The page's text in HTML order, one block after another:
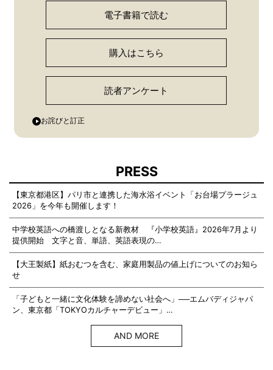
電子書籍で読む
購入はこちら
読者アンケート
お詫びと訂正
PRESS
【東京都港区】パリ市と連携した海水浴イベント「お台場プラージュ
2026」を今年も開催します！
中学校英語への橋渡しとなる新教材 『小学校英語』2026年7月より
提供開始 文字と音、単語、英語表現の…
【大王製紙】紙おむつを含む、家庭用製品の値上げについてのお知ら
せ
「子どもと一緒に文化体験を諦めない社会へ」──エムバディジャパ
ン、東京都「TOKYOカルチャーデビュー」…
AND MORE